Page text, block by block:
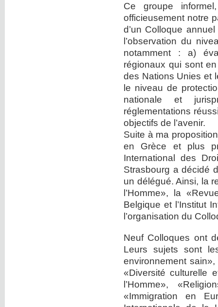
Ce groupe
officieusement notre
d’un Colloque
l’observation du
notamment : a)
régionaux qui sont
des Nations Unies et
le niveau de
nationale et
réglementations
objectifs de l’avenir.
Suite à ma
en Grèce et plus
International des
Strasbourg a décidé
un délégué. Ainsi, la
l’Homme», la
Belgique et l’Institut
l’organisation du
Neuf Colloques ont
Leurs sujets sont
environnement
«Diversité culturelle
l’Homme»,
«Immigration en